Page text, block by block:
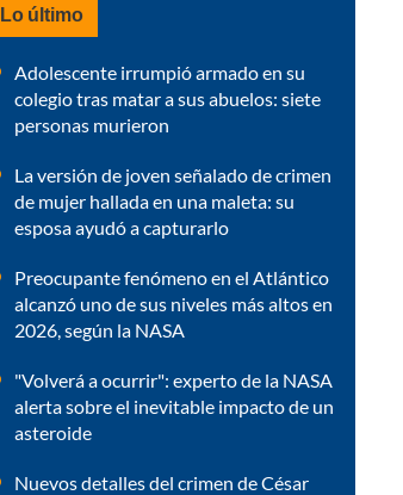
Lo último
Adolescente irrumpió armado en su
colegio tras matar a sus abuelos: siete
personas murieron
La versión de joven señalado de crimen
de mujer hallada en una maleta: su
esposa ayudó a capturarlo
Preocupante fenómeno en el Atlántico
alcanzó uno de sus niveles más altos en
2026, según la NASA
"Volverá a ocurrir": experto de la NASA
alerta sobre el inevitable impacto de un
asteroide
Nuevos detalles del crimen de César